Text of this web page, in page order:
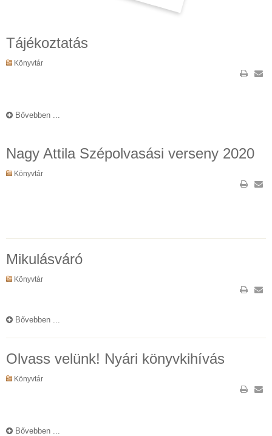
Tájékoztatás
Könyvtár
Bővebben ...
Nagy Attila Szépolvasási verseny 2020
Könyvtár
Mikulásváró
Könyvtár
Bővebben ...
Olvass velünk! Nyári könyvkihívás
Könyvtár
Bővebben ...